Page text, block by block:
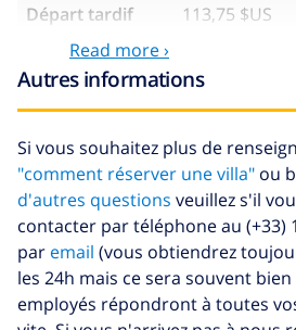
Départ tardif
113,75 $US
Nettoyage
supplémentaire
énergétique
Fonds
d'annulation:
4.80% du
Read more ›
Autres informations
Si vous souhaitez plus de
"comment réserver une villa" ou
d'autres questions veuillez s'il
contacter par téléphone au (+33)
par email (vous obtiendrez
les 24h mais ce sera souvent
employés répondront à toutes